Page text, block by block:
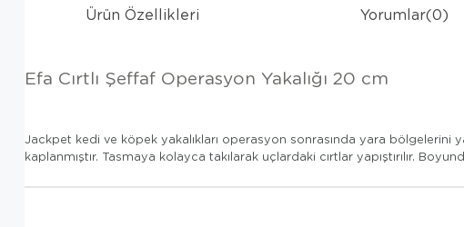
Ürün Özellikleri Yorumlar(0)
Efa Cırtlı Şeffaf Operasyon Yakalığı 20 cm
Jackpet kedi ve köpek yakalıkları operasyon sonrasında yara bölgelerini
kaplanmıştır. Tasmaya kolayca takılarak uçlardaki cırtlar yapıştırılır.